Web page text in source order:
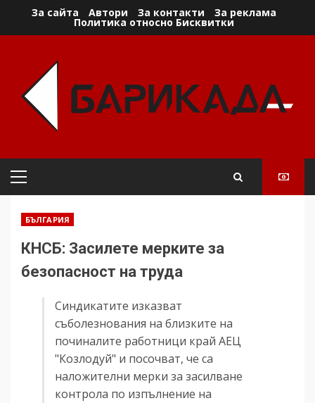
За сайта Автори За контакти За реклама
Политика относно Бисквитки
Primary
БЪЛГАРИЯ
КНСБ: Засилете мерките за
безопасност на труда
Синдикатите изказват
съболезнования на близките на
починалите работници край АЕЦ
"Козлодуй" и посочват, че са
наложителни мерки за засилване
контрола по изпълнение на